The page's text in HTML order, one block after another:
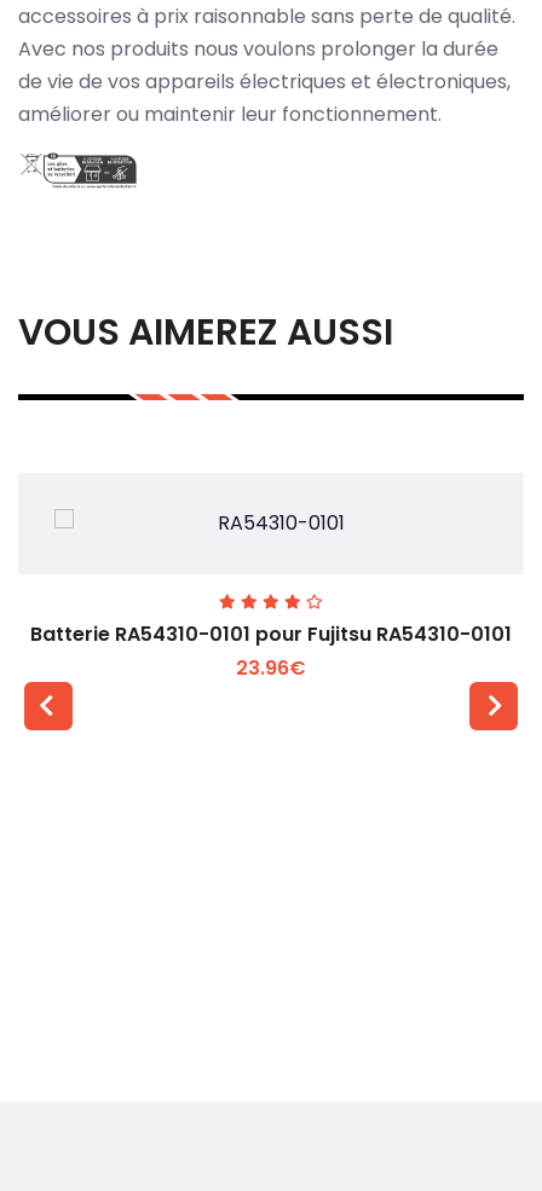
accessoires à prix raisonnable sans perte de qualité.
Avec nos produits nous voulons prolonger la durée
de vie de vos appareils électriques et électroniques,
améliorer ou maintenir leur fonctionnement.
VOUS AIMEREZ AUSSI
Batterie RA54310-0101 pour Fujitsu RA54310-0101
23.96€